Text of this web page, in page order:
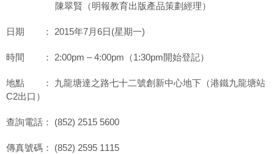
陳翠賢（明報教育出版產品策劃經理）
日期 ： 2015年7月6日(星期一)
時間 ： 2:00pm – 4:00pm（1:30pm開始登記）
地點 ： 九龍塘達之路七十二號創新中心地下（港鐵九龍塘站
C2出口）
查詢電話： (852) 2515 5600
傳真號碼： (852) 2595 1115